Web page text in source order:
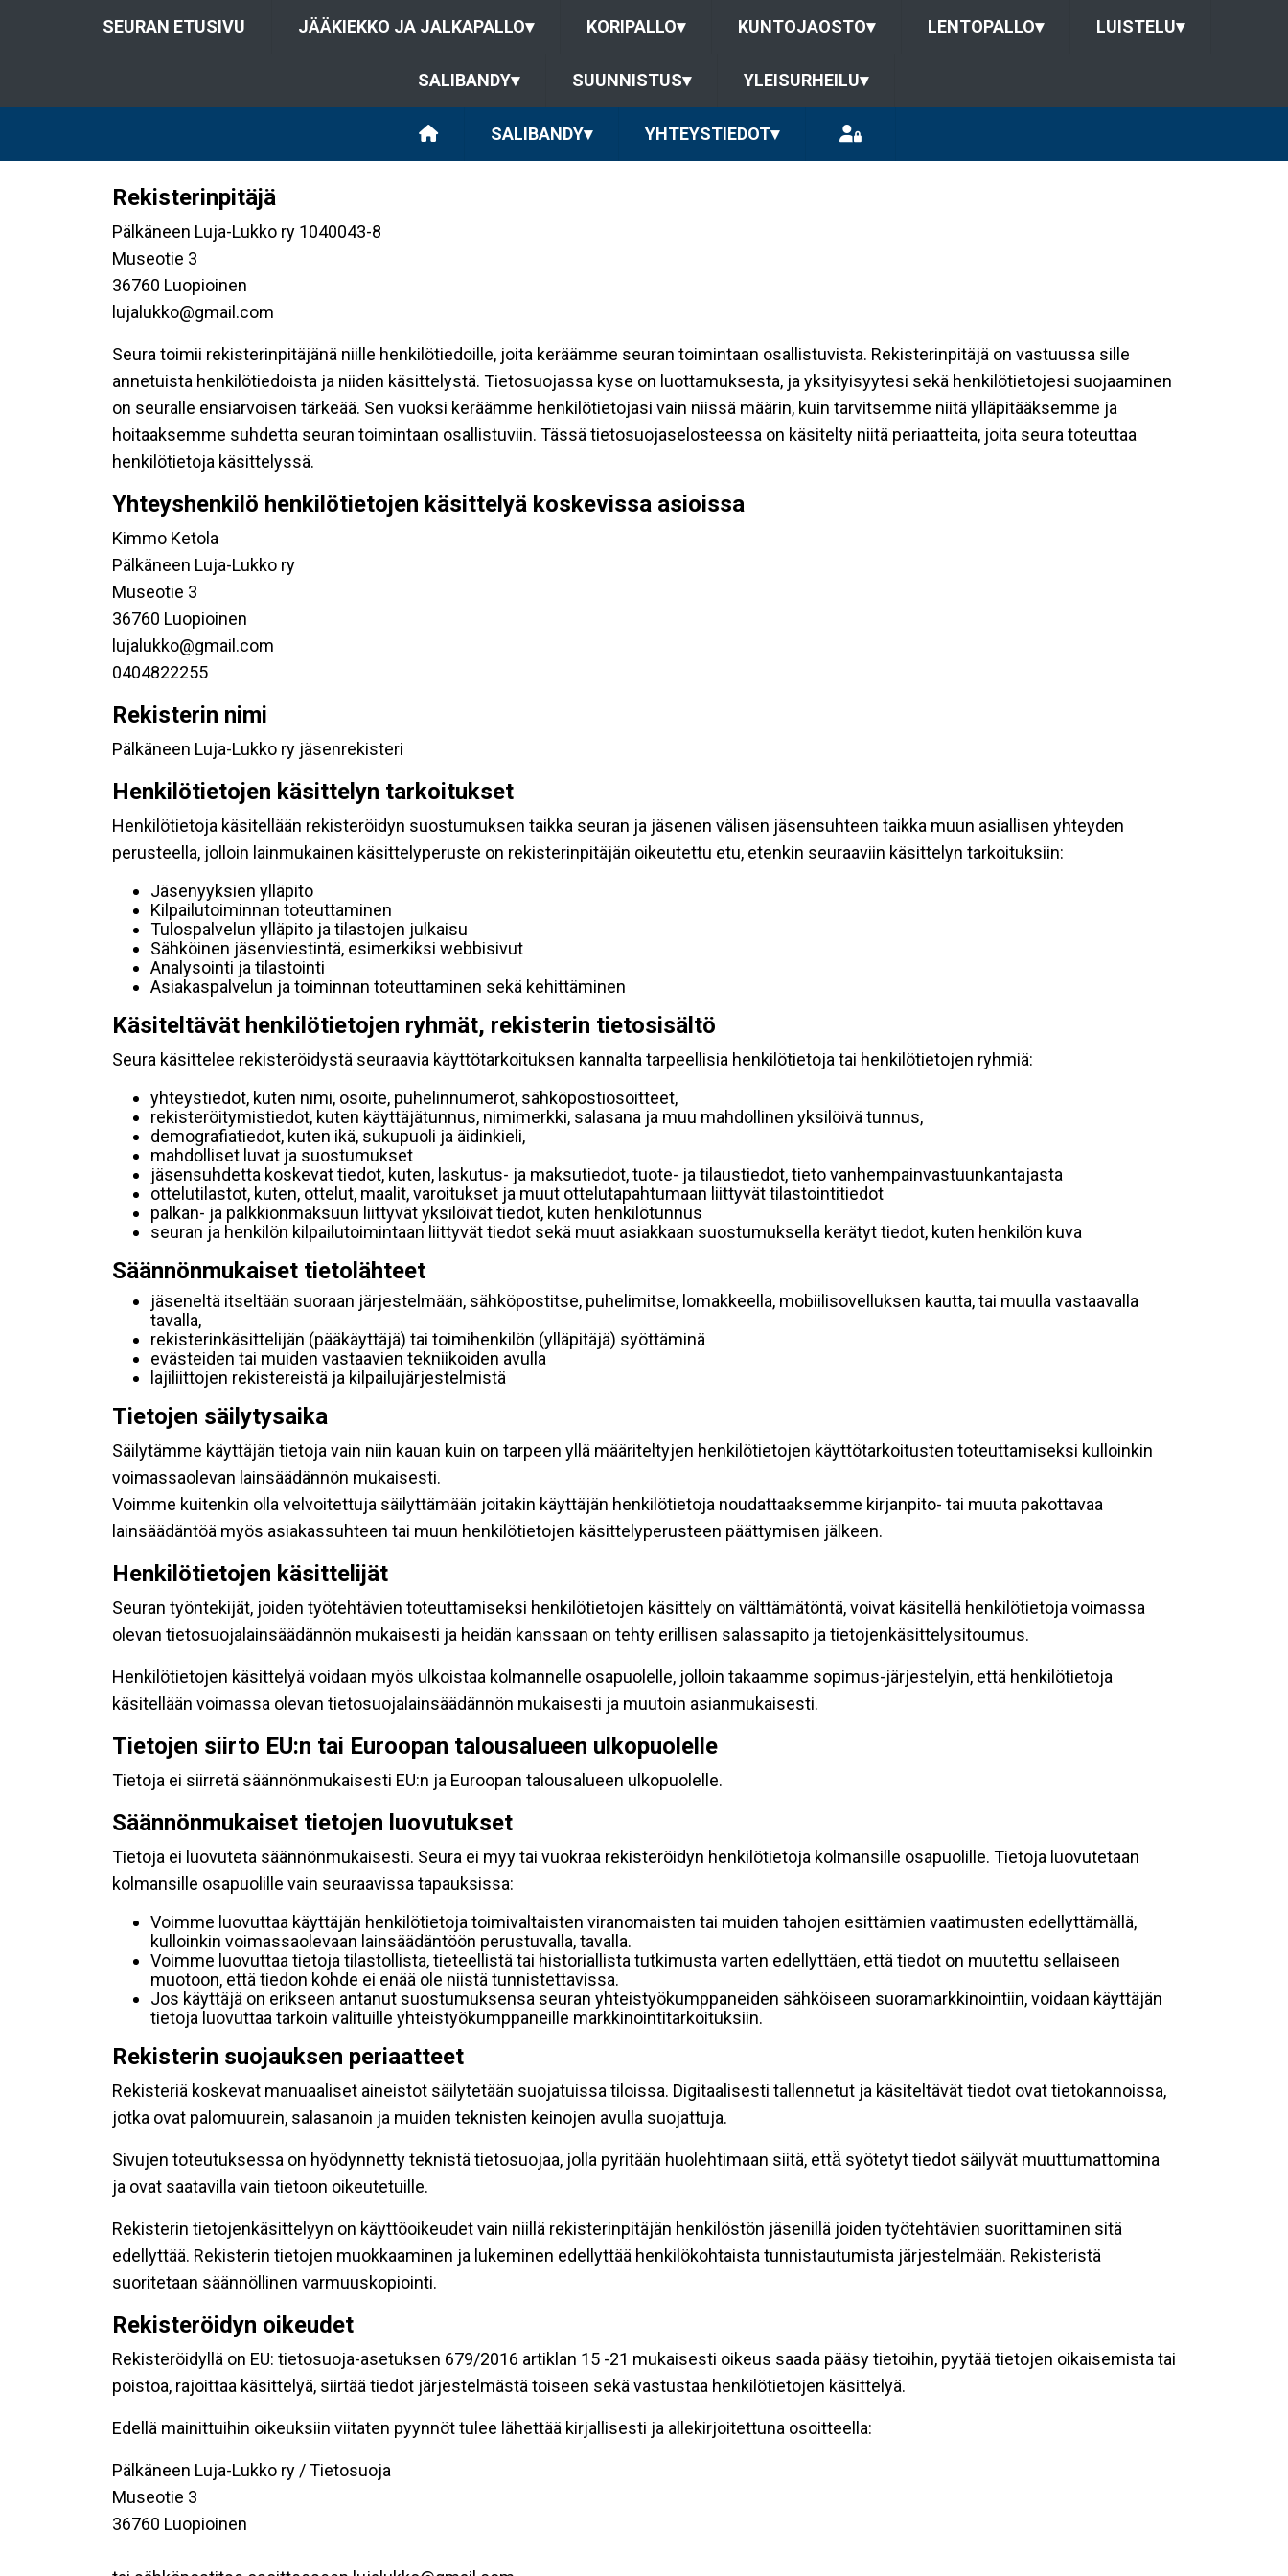
SEURAN ETUSIVU JÄÄKIEKKO JA JALKAPALLO▾ KORIPALLO▾ KUNTOJAOSTO▾ LENTOPALLO▾ LUISTELU▾
SALIBANDY▾ SUUNNISTUS▾ YLEISURHEILU▾
SALIBANDY▾ YHTEYSTIEDOT▾
Rekisterinpitäjä
Pälkäneen Luja-Lukko ry 1040043-8
Museotie 3
36760 Luopioinen
lujalukko@gmail.com
Seura toimii rekisterinpitäjänä niille henkilötiedoille, joita keräämme seuran toimintaan osallistuvista. Rekisterinpitäjä on vastuussa sille
annetuista henkilötiedoista ja niiden käsittelystä. Tietosuojassa kyse on luottamuksesta, ja yksityisyytesi sekä henkilötietojesi suojaaminen
on seuralle ensiarvoisen tärkeää. Sen vuoksi keräämme henkilötietojasi vain niissä määrin, kuin tarvitsemme niitä ylläpitääksemme ja
hoitaaksemme suhdetta seuran toimintaan osallistuviin. Tässä tietosuojaselosteessa on käsitelty niitä periaatteita, joita seura toteuttaa
henkilötietoja käsittelyssä.
Yhteyshenkilö henkilötietojen käsittelyä koskevissa asioissa
Kimmo Ketola
Pälkäneen Luja-Lukko ry
Museotie 3
36760 Luopioinen
lujalukko@gmail.com
0404822255
Rekisterin nimi
Pälkäneen Luja-Lukko ry jäsenrekisteri
Henkilötietojen käsittelyn tarkoitukset
Henkilötietoja käsitellään rekisteröidyn suostumuksen taikka seuran ja jäsenen välisen jäsensuhteen taikka muun asiallisen yhteyden
perusteella, jolloin lainmukainen käsittelyperuste on rekisterinpitäjän oikeutettu etu, etenkin seuraaviin käsittelyn tarkoituksiin:
Jäsenyyksien ylläpito
Kilpailutoiminnan toteuttaminen
Tulospalvelun ylläpito ja tilastojen julkaisu
Sähköinen jäsenviestintä, esimerkiksi webbisivut
Analysointi ja tilastointi
Asiakaspalvelun ja toiminnan toteuttaminen sekä kehittäminen
Käsiteltävät henkilötietojen ryhmät, rekisterin tietosisältö
Seura käsittelee rekisteröidystä seuraavia käyttötarkoituksen kannalta tarpeellisia henkilötietoja tai henkilötietojen ryhmiä:
yhteystiedot, kuten nimi, osoite, puhelinnumerot, sähköpostiosoitteet,
rekisteröitymistiedot, kuten käyttäjätunnus, nimimerkki, salasana ja muu mahdollinen yksilöivä tunnus,
demografiatiedot, kuten ikä, sukupuoli ja äidinkieli,
mahdolliset luvat ja suostumukset
jäsensuhdetta koskevat tiedot, kuten, laskutus- ja maksutiedot, tuote- ja tilaustiedot, tieto vanhempainvastuunkantajasta
ottelutilastot, kuten, ottelut, maalit, varoitukset ja muut ottelutapahtumaan liittyvät tilastointitiedot
palkan- ja palkkionmaksuun liittyvät yksilöivät tiedot, kuten henkilötunnus
seuran ja henkilön kilpailutoimintaan liittyvät tiedot sekä muut asiakkaan suostumuksella kerätyt tiedot, kuten henkilön kuva
Säännönmukaiset tietolähteet
jäseneltä itseltään suoraan järjestelmään, sähköpostitse, puhelimitse, lomakkeella, mobiilisovelluksen kautta, tai muulla vastaavalla
tavalla,
rekisterinkäsittelijän (pääkäyttäjä) tai toimihenkilön (ylläpitäjä) syöttäminä
evästeiden tai muiden vastaavien tekniikoiden avulla
lajiliittojen rekistereistä ja kilpailujärjestelmistä
Tietojen säilytysaika
Säilytämme käyttäjän tietoja vain niin kauan kuin on tarpeen yllä määriteltyjen henkilötietojen käyttötarkoitusten toteuttamiseksi kulloinkin
voimassaolevan lainsäädännön mukaisesti.
Voimme kuitenkin olla velvoitettuja säilyttämään joitakin käyttäjän henkilötietoja noudattaaksemme kirjanpito- tai muuta pakottavaa
lainsäädäntöä myös asiakassuhteen tai muun henkilötietojen käsittelyperusteen päättymisen jälkeen.
Henkilötietojen käsittelijät
Seuran työntekijät, joiden työtehtävien toteuttamiseksi henkilötietojen käsittely on välttämätöntä, voivat käsitellä henkilötietoja voimassa
olevan tietosuojalainsäädännön mukaisesti ja heidän kanssaan on tehty erillisen salassapito ja tietojenkäsittelysitoumus.
Henkilötietojen käsittelyä voidaan myös ulkoistaa kolmannelle osapuolelle, jolloin takaamme sopimus-järjestelyin, että henkilötietoja
käsitellään voimassa olevan tietosuojalainsäädännön mukaisesti ja muutoin asianmukaisesti.
Tietojen siirto EU:n tai Euroopan talousalueen ulkopuolelle
Tietoja ei siirretä säännönmukaisesti EU:n ja Euroopan talousalueen ulkopuolelle.
Säännönmukaiset tietojen luovutukset
Tietoja ei luovuteta säännönmukaisesti. Seura ei myy tai vuokraa rekisteröidyn henkilötietoja kolmansille osapuolille. Tietoja luovutetaan
kolmansille osapuolille vain seuraavissa tapauksissa:
Voimme luovuttaa käyttäjän henkilötietoja toimivaltaisten viranomaisten tai muiden tahojen esittämien vaatimusten edellyttämällä,
kulloinkin voimassaolevaan lainsäädäntöön perustuvalla, tavalla.
Voimme luovuttaa tietoja tilastollista, tieteellistä tai historiallista tutkimusta varten edellyttäen, että tiedot on muutettu sellaiseen
muotoon, että tiedon kohde ei enää ole niistä tunnistettavissa.
Jos käyttäjä on erikseen antanut suostumuksensa seuran yhteistyökumppaneiden sähköiseen suoramarkkinointiin, voidaan käyttäjän
tietoja luovuttaa tarkoin valituille yhteistyökumppaneille markkinointitarkoituksiin.
Rekisterin suojauksen periaatteet
Rekisteriä koskevat manuaaliset aineistot säilytetään suojatuissa tiloissa. Digitaalisesti tallennetut ja käsiteltävät tiedot ovat tietokannoissa,
jotka ovat palomuurein, salasanoin ja muiden teknisten keinojen avulla suojattuja.
Sivujen toteutuksessa on hyödynnetty teknistä tietosuojaa, jolla pyritään huolehtimaan siitä, että̈ syötetyt tiedot säilyvät muuttumattomina
ja ovat saatavilla vain tietoon oikeutetuille.
Rekisterin tietojenkäsittelyyn on käyttöoikeudet vain niillä rekisterinpitäjän henkilöstön jäsenillä joiden työtehtävien suorittaminen sitä
edellyttää. Rekisterin tietojen muokkaaminen ja lukeminen edellyttää henkilökohtaista tunnistautumista järjestelmään. Rekisteristä
suoritetaan säännöllinen varmuuskopiointi.
Rekisteröidyn oikeudet
Rekisteröidyllä on EU: tietosuoja-asetuksen 679/2016 artiklan 15 -21 mukaisesti oikeus saada pääsy tietoihin, pyytää tietojen oikaisemista tai
poistoa, rajoittaa käsittelyä, siirtää tiedot järjestelmästä toiseen sekä vastustaa henkilötietojen käsittelyä.
Edellä mainittuihin oikeuksiin viitaten pyynnöt tulee lähettää kirjallisesti ja allekirjoitettuna osoitteella:
Pälkäneen Luja-Lukko ry / Tietosuoja
Museotie 3
36760 Luopioinen